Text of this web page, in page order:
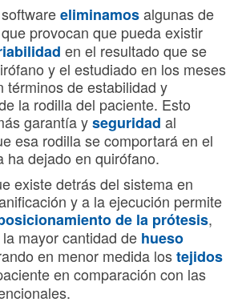
eliminamosalgunas de
que provocan que pueda existir
en el resultado que se
y el estudiado en los meses
términos de estabilidad y
la rodilla del paciente. Esto
garantía yseguridad al
esa rodilla se comportará en el
ha dejado en quirófano.
existe detrás del sistema en
y a la ejecución permite
de la prótesis,
la mayor cantidad de hueso
en menor medida lostejidos
en comparación con las